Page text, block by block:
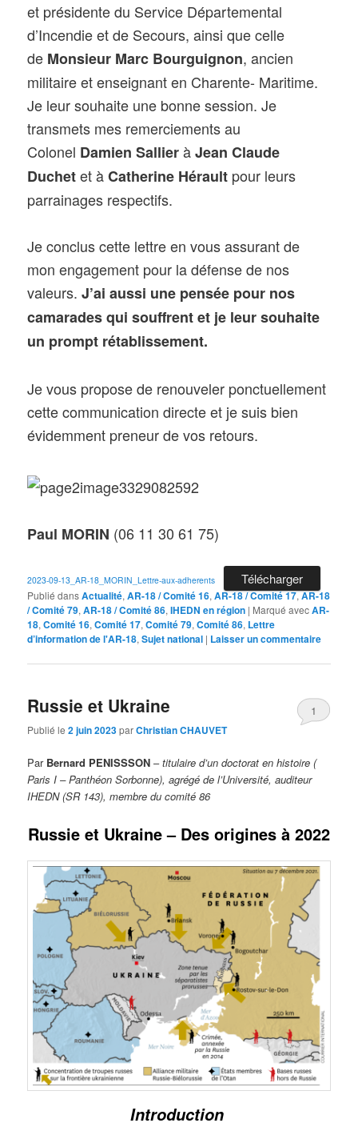
et présidente du Service Départemental
d’Incendie et de Secours, ainsi que celle
de Monsieur Marc Bourguignon, ancien
militaire et enseignant en Charente- Maritime.
Je leur souhaite une bonne session. Je
transmets mes remerciements au
Colonel Damien SallieràJean Claude
Duchetet àCatherine Hérault pour leurs
parrainages respectifs.
Je conclus cette lettre en vous assurant de
mon engagement pour la défense de nos
valeurs.J’ai aussi une pensée pour nos
camarades qui souffrent et je leur souhaite
un prompt rétablissement.
Je vous propose de renouveler ponctuellement
cette communication directe et je suis bien
évidemment preneur de vos retours.
Paul MORIN (06 11 30 61 75)
2023-09-13_AR-18_MORIN_Lettre-aux-adherents Télécharger
Publié dansActualité,AR-18 / Comité 16,AR-18 / Comité 17,AR-18
/ Comité 79,AR-18 / Comité 86,IHEDN en région | Marqué avecAR-
18,Comité 16,Comité 17,Comité 79,Comité 86, Lettre
d’information de l'AR-18,Sujet national | Laisser un commentaire
Russie et Ukraine
Publié le2 juin 2023parChristian CHAUVET
1
Par Bernard PENISSSON –titulaire d’un doctorat en histoire (
Paris I – Panthéon Sorbonne), agrégé de l’Université, auditeur
IHEDN (SR 143), membre du comité 86
Russie et Ukraine – Des origines à 2022
Introduction